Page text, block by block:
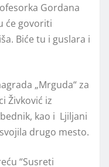
Gordana
će govoriti
Biće tu i guslara i
„Mrguda“ za
Živković iz
kao i Ljiljani
drugo mesto.
“Susreti